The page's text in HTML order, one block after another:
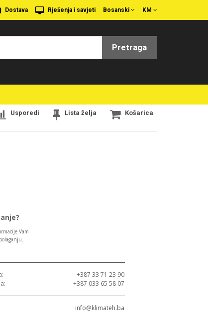
KM
Bosanski
Dostava Rješenja i savjeti
Pretraga
Usporedi Lista želja Košarica